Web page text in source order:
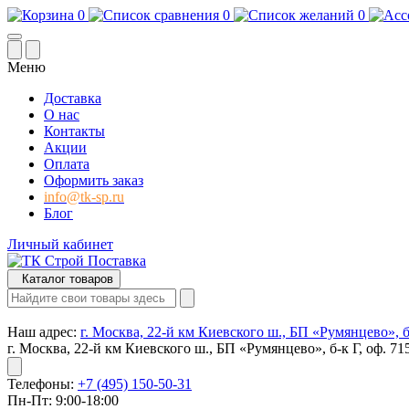
0 0 0
Меню
Доставка
О нас
Контакты
Акции
Оплата
Оформить заказ
info@tk-sp.ru
Блог
Личный кабинет
Каталог товаров
Наш адрес: г. Москва, 22-й км Киевского ш., БП «Румянцево»,
г. Москва, 22-й км Киевского ш., БП «Румянцево», б-к Г, оф.
Телефоны: +7 (495) 150-50-31
Пн-Пт: 9:00-18:00